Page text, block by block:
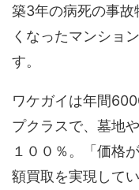
築3年の病死の事
くなったマンショ
す。
ワケガイは年間
プクラスで、墓地
１００％。「価格
額買取を実現してい